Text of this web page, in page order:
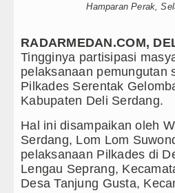
Wali Kota
Sebut LSL
Arsenal
Chelsea
Hamparan Perak,
RADARMEDAN.COM,
Tingginya partisipasi
pelaksanaan pemungutan
Pilkades Serentak
Kabupaten Deli Serdang.
Hal ini disampaikan oleh
Serdang, Lom Lom
pelaksanaan Pilkades di
Lengau Seprang,
Desa Tanjung Gusta,